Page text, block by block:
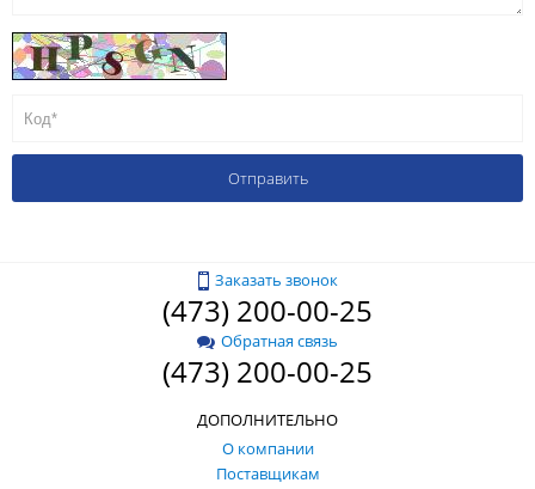
Заказать звонок
(473) 200-00-25
Обратная связь
(473) 200-00-25
ДОПОЛНИТЕЛЬНО
О компании
Поставщикам